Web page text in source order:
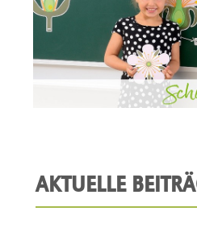
AKTUELLE